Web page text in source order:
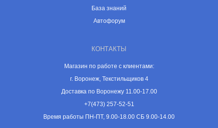
База знаний
Автофорум
КОНТАКТЫ
Магазин по работе с клиентами:
г. Воронеж, Текстильщиков 4
Доставка по Воронежу 11.00-17.00
+7(473) 257-52-51
Время работы ПН-ПТ, 9.00-18.00 СБ 9.00-14.00